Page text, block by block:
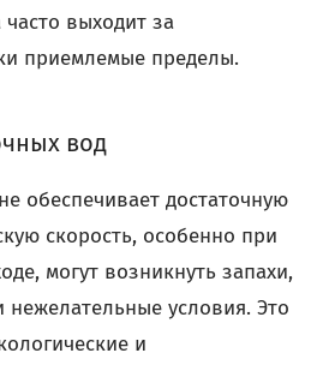
выходит за
приемлемые пределы.
вод
обеспечивает достаточную
скорость, особенно при
могут возникнуть запахи,
нежелательные условия. Это
и